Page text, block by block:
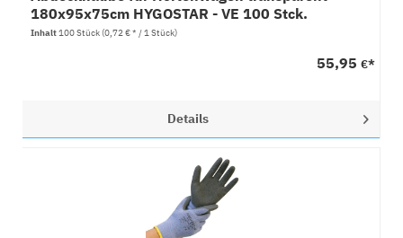
180x95x75cm HYGOSTAR - VE 100 Stck.
Inhalt100 Stück(0,72 € * / 1 Stück)
55,95 €*
Details